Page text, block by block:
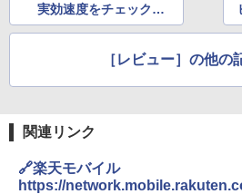
実効速度をチェックし
てみた
［レビュー］の他の
関連リンク
🔗楽天モバイル
https://